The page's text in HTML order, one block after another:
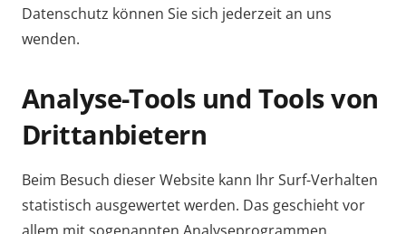
Datenschutz können Sie sich jederzeit an uns
wenden.
Analyse-Tools und Tools von
Dritt­anbietern
Beim Besuch dieser Website kann Ihr Surf-Verhalten
statistisch ausgewertet werden. Das geschieht vor